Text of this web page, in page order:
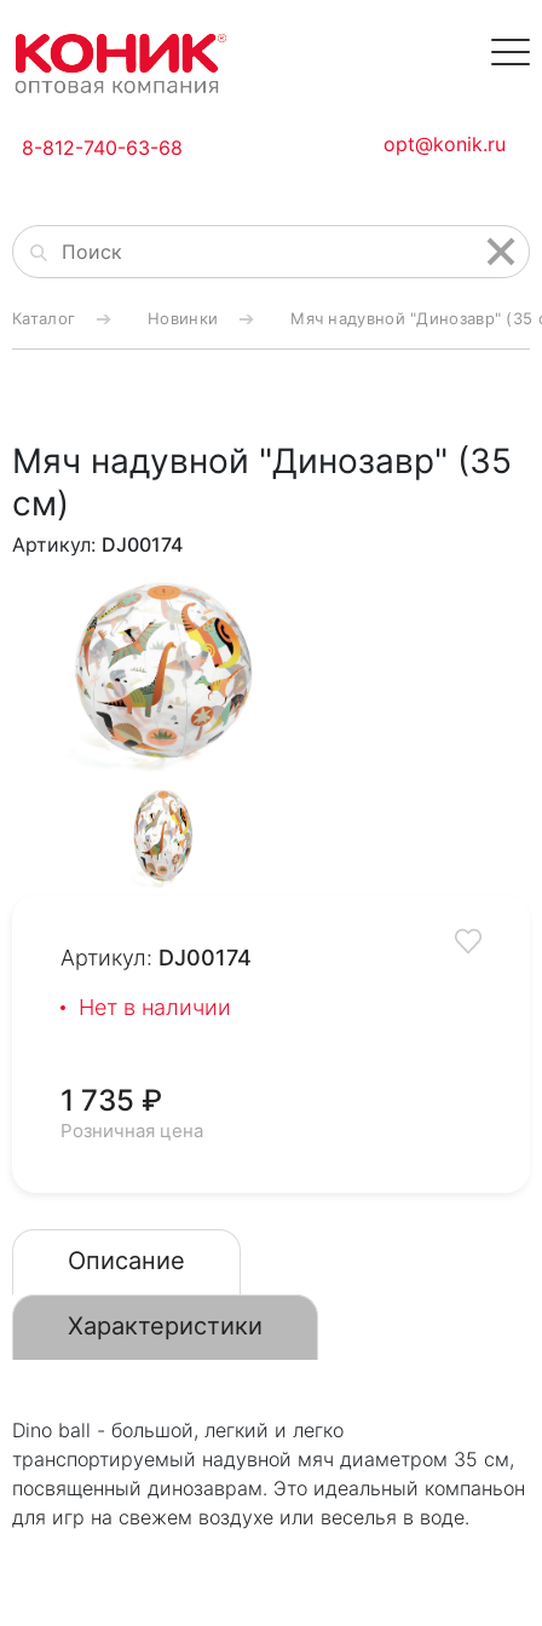
8-812-740-63-68 opt@konik.ru
Каталог Новинки Мяч надувной "Динозавр" (35
Мяч надувной "Динозавр" (35
см)
Артикул: DJ00174
Артикул: DJ00174
Нет в наличии
1 735 ₽
Розничная цена
Описание
Характеристики
Dino ball - большой, легкий и легко
транспортируемый надувной мяч диаметром 35 см,
посвященный динозаврам. Это идеальный компаньон
для игр на свежем воздухе или веселья в воде.